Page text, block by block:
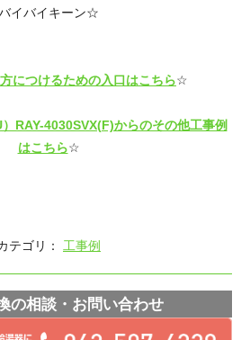
イバイキーン☆
につけるための入口はこちら☆
RAY-4030SVX(F)からのその他工事例
はこちら☆
テゴリ： 工事例
の相談・お問い合わせ